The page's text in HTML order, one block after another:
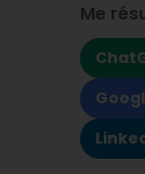
Me